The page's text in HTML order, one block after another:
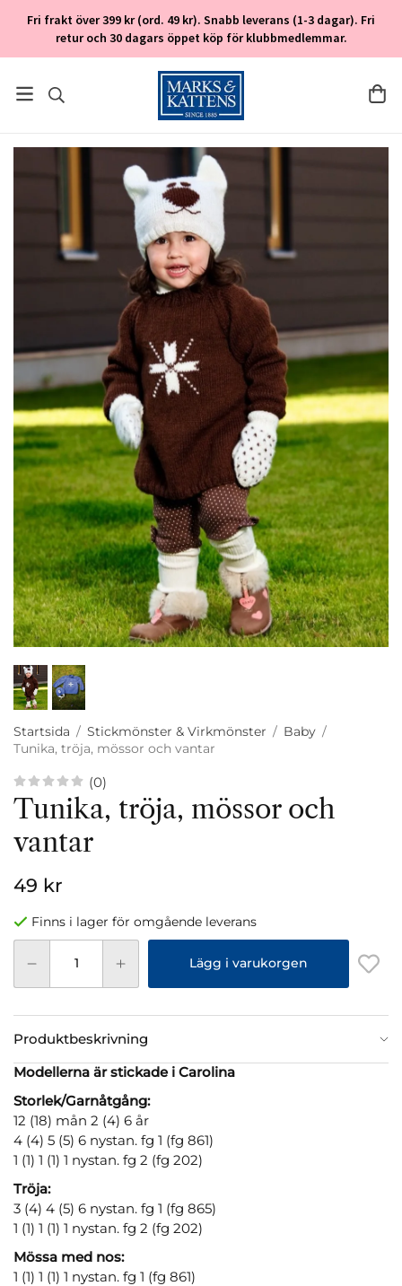
Fri frakt över 399 kr (ord. 49 kr). Snabb leverans (1-3 dagar). Fri
retur och 30 dagars öppet köp för klubbmedlemmar.
Startsida / Stickmönster & Virkmönster / Baby /
Tunika, tröja, mössor och vantar
(0)
Tunika, tröja, mössor och
vantar
49 kr
Finns i lager för omgående leverans
Lägg i varukorgen
Produktbeskrivning
Modellerna är stickade i Carolina
Storlek/Garnåtgång:
12 (18) mån 2 (4) 6 år
4 (4) 5 (5) 6 nystan. fg 1 (fg 861)
1 (1) 1 (1) 1 nystan. fg 2 (fg 202)
Tröja:
3 (4) 4 (5) 6 nystan. fg 1 (fg 865)
1 (1) 1 (1) 1 nystan. fg 2 (fg 202)
Mössa med nos:
1 (1) 1 (1) 1 nystan. fg 1 (fg 861)